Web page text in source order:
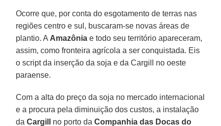
Ocorre que, por conta do esgotamento de terras nas
regiões centro e sul, buscaram-se novas áreas de
plantio. A Amazôniae todo seu território apareceram,
assim, como fronteira agrícola a ser conquistada. Eis
o script da inserção da soja e da Cargill no oeste
paraense.
Com a alta do preço da soja no mercado internacional
e a procura pela diminuição dos custos, a instalação
daCargill no porto daCompanhia das Docas do